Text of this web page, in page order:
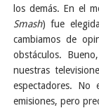
los demás. En el
Smash) fue
cambiamos de
obstáculos.
nuestras
espectadores.
emisiones, pero